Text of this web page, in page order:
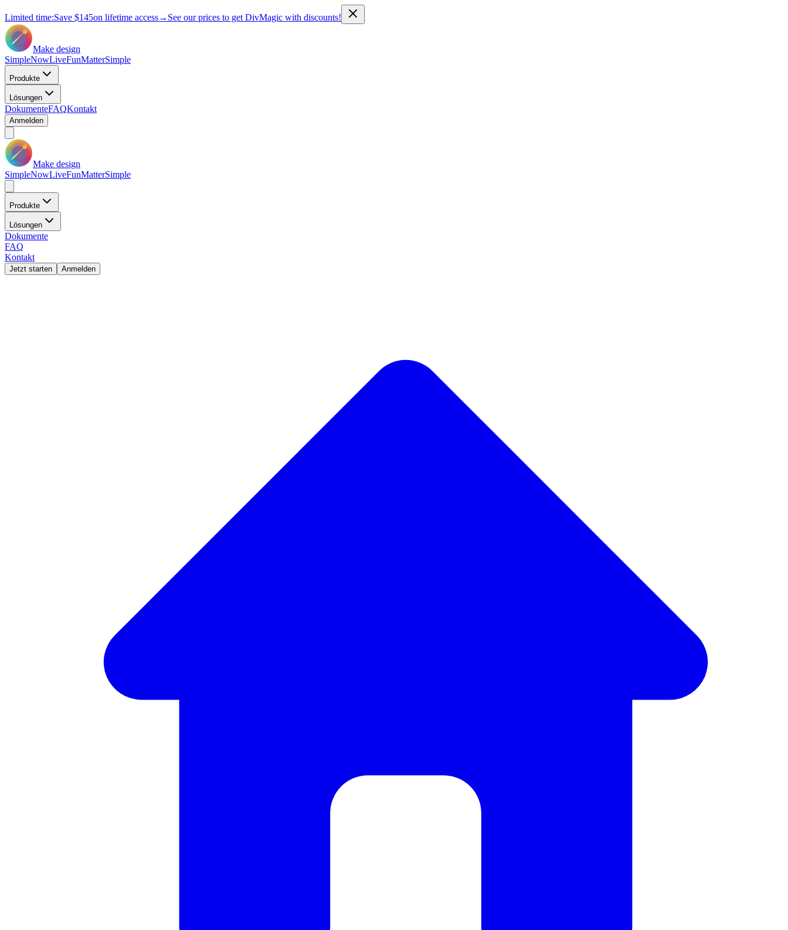
Limited time:Save $145on lifetime access→ See our prices to get DivMagic with discounts!
Make design
SimpleNowLiveFunMatterSimple
Produkte
Lösungen
DokumenteFAQKontakt
Anmelden
Make design
SimpleNowLiveFunMatterSimple
Produkte
Lösungen
Dokumente
FAQ
Kontakt
Jetzt starten Anmelden